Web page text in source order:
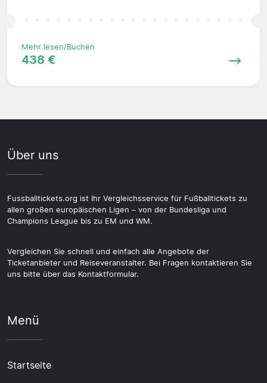
Mehr lesen/Buchen
438 €
Über uns
Fussballtickets.org ist Ihr Vergleichsservice für Fußballtickets zu
allen großen europäischen Ligen – von der Bundesliga und
Champions League bis zu EM und WM.
Vergleichen Sie schnell und einfach alle Angebote der
Ticketanbieter und Reiseveranstalter. Bei Fragen kontaktieren Sie
uns bitte über das Kontaktformular.
Menü
Startseite